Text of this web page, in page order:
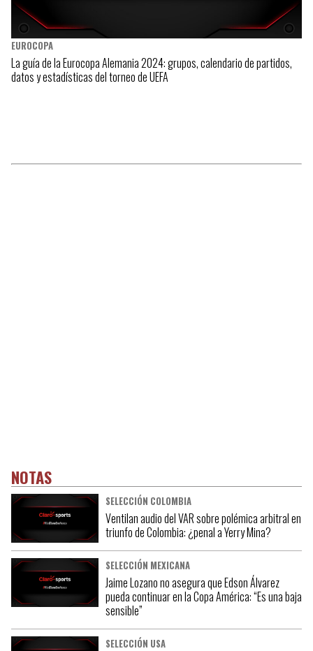
EUROCOPA
La guía de la Eurocopa Alemania 2024: grupos, calendario de partidos,
datos y estadísticas del torneo de UEFA
NOTAS
SELECCIÓN COLOMBIA
Ventilan audio del VAR sobre polémica arbitral en
triunfo de Colombia: ¿penal a Yerry Mina?
SELECCIÓN MEXICANA
Jaime Lozano no asegura que Edson Álvarez
pueda continuar en la Copa América: “Es una baja
sensible”
SELECCIÓN USA